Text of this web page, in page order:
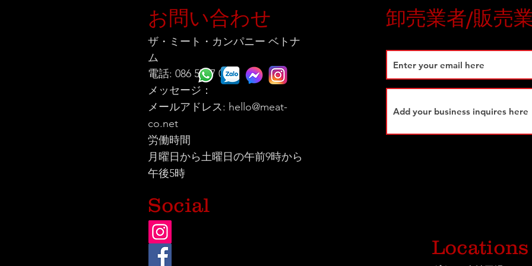
お問い合わせ
ザ・ミート・カンパニー ベトナ
ム
電話: 086 5777 060
メッセージ：
メールアドレス: hello@meat-
co.net
労働時間
月曜日から土曜日の午前9時から
午後5時
Social
卸売業者/販売
Locations